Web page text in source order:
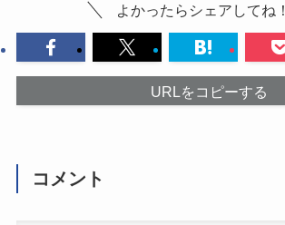
よかったらシェアしてね！
URLをコピーする
コメント